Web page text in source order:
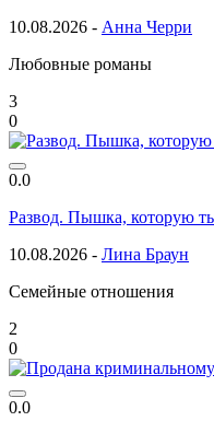
10.08.2026 - Анна Черри
Любовные романы
3
0
0.0
Развод. Пышка, которую
10.08.2026 - Лина Браун
Семейные отношения
2
0
0.0